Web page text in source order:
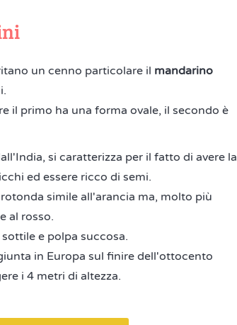
un cenno particolare il mandarino
il primo ha una forma ovale, il secondo è
si caratterizza per il fatto di avere la
ed essere ricco di semi.
simile all'arancia ma, molto più
al rosso.
e polpa succosa.
in Europa sul finire dell'ottocento
i 4 metri di altezza.